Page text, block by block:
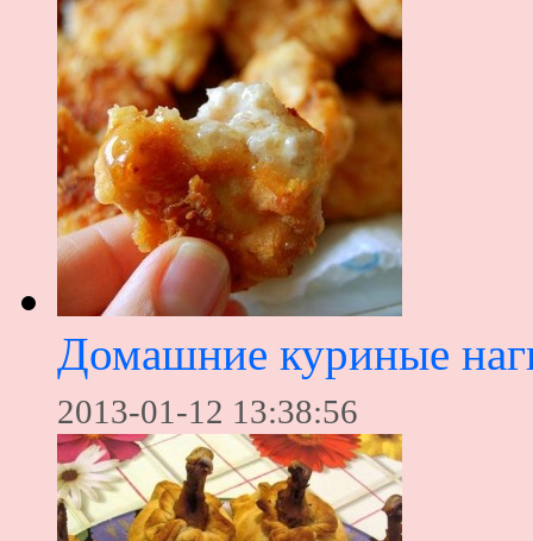
Домашние куриные
2013-01-12 13:38:56